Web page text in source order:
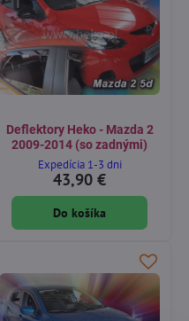
Deflektory Heko - Mazda 2
2009-2014 (so zadnými)
Expedícia 1-3 dni
43,90 €
Do košíka